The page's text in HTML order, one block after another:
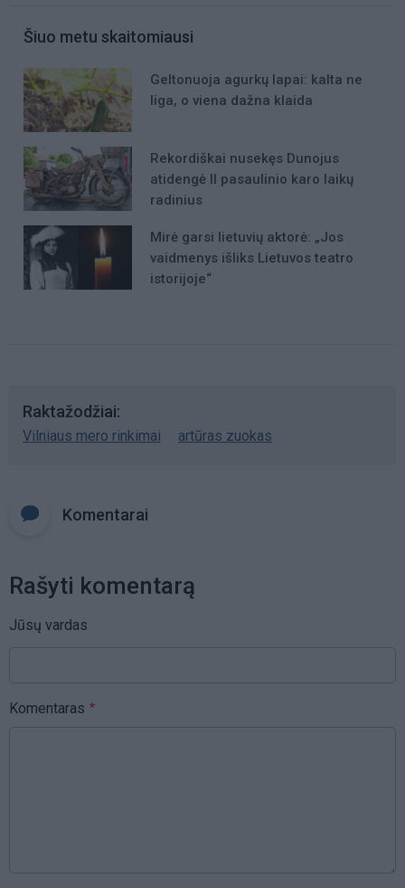
Šiuo metu skaitomiausi
Geltonuoja agurkų lapai: kalta ne
liga, o viena dažna klaida
Rekordiškai nusekęs Dunojus
atidengė II pasaulinio karo laikų
radinius
Mirė garsi lietuvių aktorė: „Jos
vaidmenys išliks Lietuvos teatro
istorijoje“
Raktažodžiai
Vilniaus mero rinkimai artūras zuokas
Komentarai
Rašyti komentarą
Jūsų vardas
Komentaras